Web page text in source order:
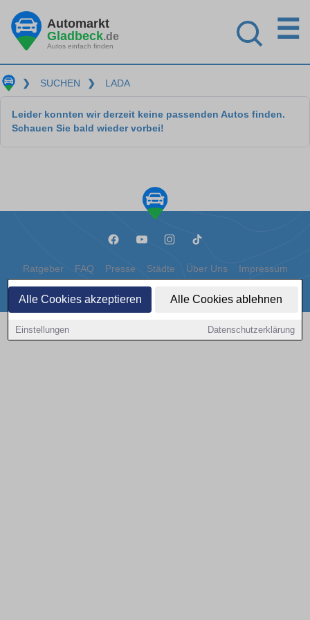
Alle Cookies akzeptieren Alle Cookies ablehnen
Einstellungen Datenschutzerklärung
Automarkt
Gladbeck.de
Autos einfach finden
☰
❯ SUCHEN ❯ LADA
Leider konnten wir derzeit keine passenden Autos finden.
Schauen Sie bald wieder vorbei!
Ratgeber FAQ Presse Städte Über Uns Impressum
Datenschutz Cookies
Copyright © 2000 - 2026 | 1A Infosysteme GmbH | Content by: 1a-sites-autos